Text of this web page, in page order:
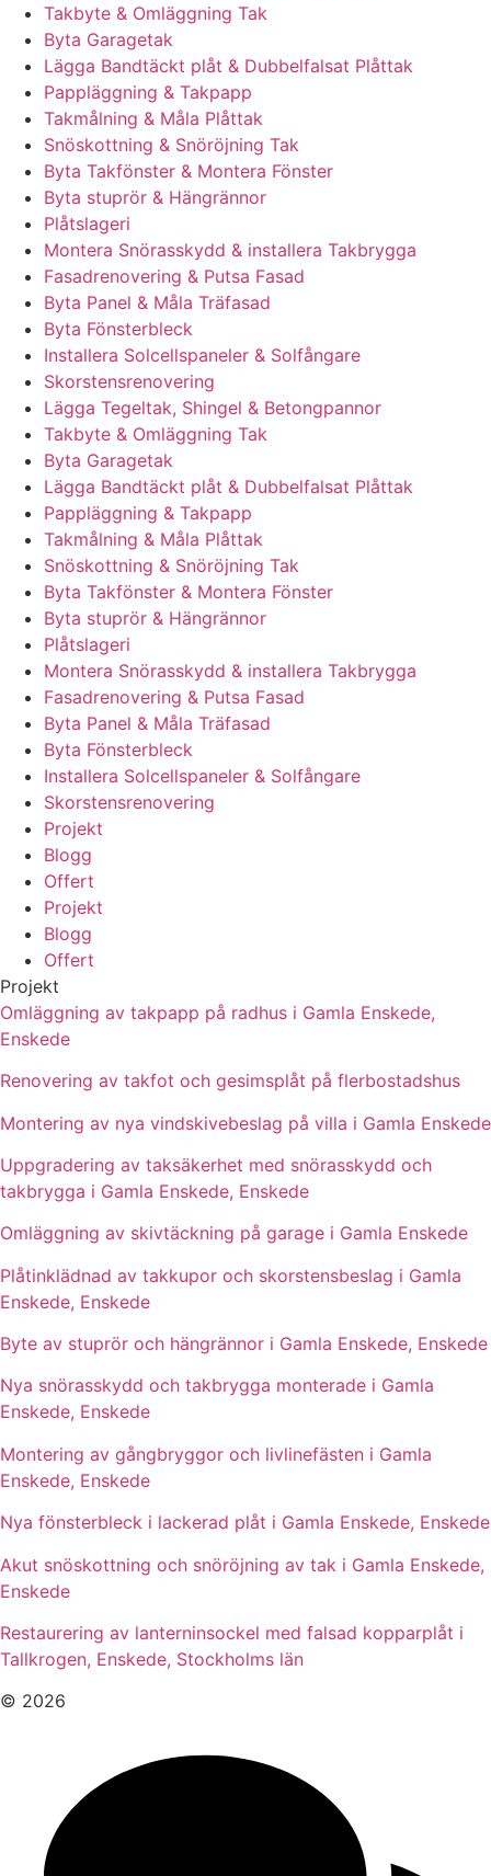
Takbyte & Omläggning Tak
Byta Garagetak
Lägga Bandtäckt plåt & Dubbelfalsat Plåttak
Pappläggning & Takpapp
Takmålning & Måla Plåttak
Snöskottning & Snöröjning Tak
Byta Takfönster & Montera Fönster
Byta stuprör & Hängrännor
Plåtslageri
Montera Snörasskydd & installera Takbrygga
Fasadrenovering & Putsa Fasad
Byta Panel & Måla Träfasad
Byta Fönsterbleck
Installera Solcellspaneler & Solfångare
Skorstensrenovering
Lägga Tegeltak, Shingel & Betongpannor
Takbyte & Omläggning Tak
Byta Garagetak
Lägga Bandtäckt plåt & Dubbelfalsat Plåttak
Pappläggning & Takpapp
Takmålning & Måla Plåttak
Snöskottning & Snöröjning Tak
Byta Takfönster & Montera Fönster
Byta stuprör & Hängrännor
Plåtslageri
Montera Snörasskydd & installera Takbrygga
Fasadrenovering & Putsa Fasad
Byta Panel & Måla Träfasad
Byta Fönsterbleck
Installera Solcellspaneler & Solfångare
Skorstensrenovering
Projekt
Blogg
Offert
Projekt
Blogg
Offert
Projekt
Omläggning av takpapp på radhus i Gamla Enskede,
Enskede
Renovering av takfot och gesimsplåt på flerbostadshus
Montering av nya vindskivebeslag på villa i Gamla Enskede
Uppgradering av taksäkerhet med snörasskydd och
takbrygga i Gamla Enskede, Enskede
Omläggning av skivtäckning på garage i Gamla Enskede
Plåtinklädnad av takkupor och skorstensbeslag i Gamla
Enskede, Enskede
Byte av stuprör och hängrännor i Gamla Enskede, Enskede
Nya snörasskydd och takbrygga monterade i Gamla
Enskede, Enskede
Montering av gångbryggor och livlinefästen i Gamla
Enskede, Enskede
Nya fönsterbleck i lackerad plåt i Gamla Enskede, Enskede
Akut snöskottning och snöröjning av tak i Gamla Enskede,
Enskede
Restaurering av lanterninsockel med falsad kopparplåt i
Tallkrogen, Enskede, Stockholms län
© 2026